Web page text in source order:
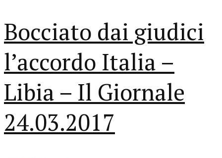
Bocciato dai giudici
l’accordo Italia –
Libia – Il Giornale
24.03.2017